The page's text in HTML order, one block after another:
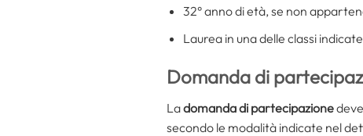
32° anno di età, se non
Laurea in una delle classi
Domanda di
Ladomanda di partecipazione
secondo le modalità indicate nel